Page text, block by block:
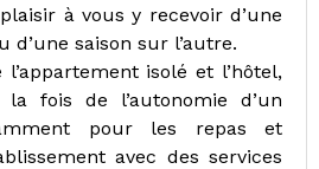
à vous y recevoir d’une
d’une saison sur l’autre.
isolé et l’hôtel,
fois de l’autonomie d’un
pour les repas et
avec des services